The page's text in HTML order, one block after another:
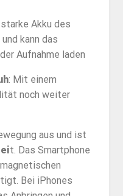
Akku des
kann das
Aufnahme laden
: Mit einem
noch weiter
aus und ist
t. Das Smartphone
Bei iPhones